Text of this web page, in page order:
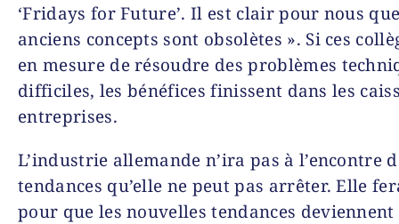
‘Fridays for Future’. Il est clair pour nous
anciens concepts sont obsolètes ». Si ces
en mesure de résoudre des problèmes
difficiles, les bénéfices finissent dans les
entreprises.
L’industrie allemande n’ira pas à l’encontre
tendances qu’elle ne peut pas arrêter. Elle
pour que les nouvelles tendances